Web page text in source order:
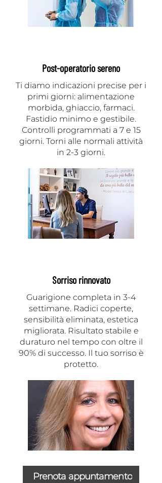
Post-operatorio sereno
Ti diamo indicazioni precise per i
primi giorni: alimentazione
morbida, ghiaccio, farmaci.
Fastidio minimo e gestibile.
Controlli programmati a 7 e 15
giorni. Torni alle normali attività
in 2-3 giorni.
Sorriso rinnovato
Guarigione completa in 3-4
settimane. Radici coperte,
sensibilità eliminata, estetica
migliorata. Risultato stabile e
duraturo nel tempo con oltre il
90% di successo. Il tuo sorriso è
protetto.
Prenota appuntamento